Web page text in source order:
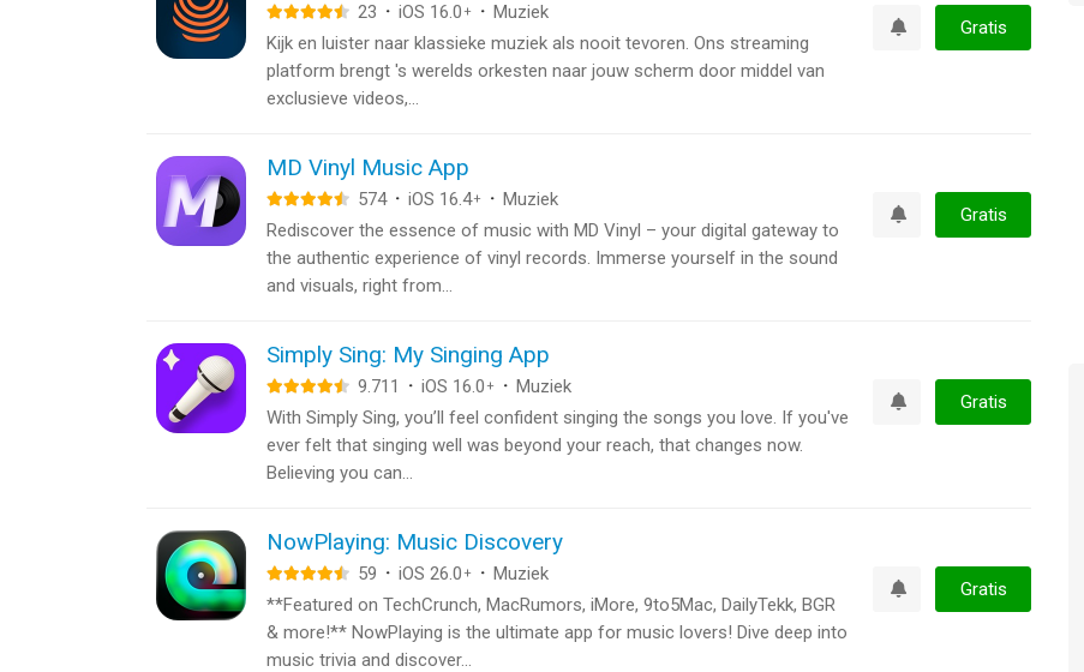
23 · iOS 16.0 + · Muziek
Kijk en luister naar klassieke muziek als nooit tevoren. Ons streaming
platform brengt 's werelds orkesten naar jouw scherm door middel van
exclusieve videos,...
Gratis
MD Vinyl Music App
574 · iOS 16.4+ · Muziek
Rediscover the essence of music with MD Vinyl – your digital gateway to
the authentic experience of vinyl records. Immerse yourself in the sound
and visuals, right from...
Gratis
Simply Sing: My Singing App
9.711 · iOS 16.0 + · Muziek
With Simply Sing, you’ll feel confident singing the songs you love. If you've
ever felt that singing well was beyond your reach, that changes now.​
Believing you can...
Gratis
NowPlaying: Music Discovery
59 · iOS 26.0 + · Muziek
**Featured on TechCrunch, MacRumors, iMore, 9to5Mac, DailyTekk, BGR
& more!** NowPlaying is the ultimate app for music lovers! Dive deep into
music trivia and discover...
Gratis